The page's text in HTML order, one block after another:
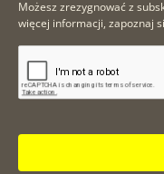
Możesz zrezygnować z
więcej informacji, zapoznaj